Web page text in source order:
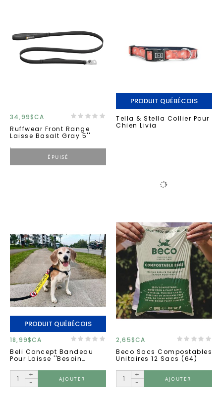
34,99$CA
Ruffwear Front Range
Laisse Basalt Gray 5''
ÉPUISÉ
PRODUIT QUÉBÉCOIS
Tella & Stella Collier Pour
Chien Livia
PRODUIT QUÉBÉCOIS
18,99$CA
Beli Concept Bandeau
Pour Laisse ''besoin
+
-
AJOUTER
2,65$CA
Beco Sacs Compostables
Unitaires 12 Sacs (64)
+
-
AJOUTER